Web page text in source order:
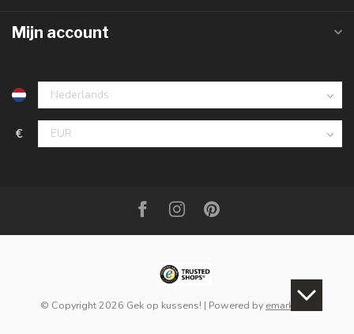
Mijn account
€
© Copyright 2026 Gek op kussens! | Powered by emarkable